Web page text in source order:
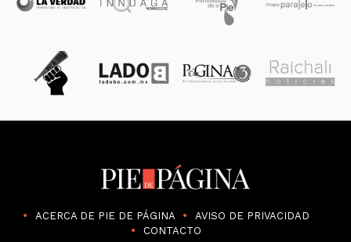
ACERCA DE PIE DE PÁGINA
AVISO DE PRIVACIDAD
CONTACTO